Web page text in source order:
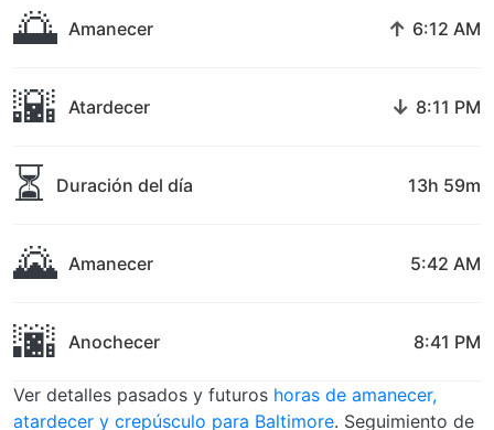
🌅 Amanecer ↑ 6:12 AM
🌇 Atardecer ↓ 8:11 PM
⏳ Duración del día 13h 59m
🌄 Amanecer 5:42 AM
🌆 Anochecer 8:41 PM
Ver detalles pasados y futuros horas de amanecer,
atardecer y crepúsculo para Baltimore. Seguimiento de